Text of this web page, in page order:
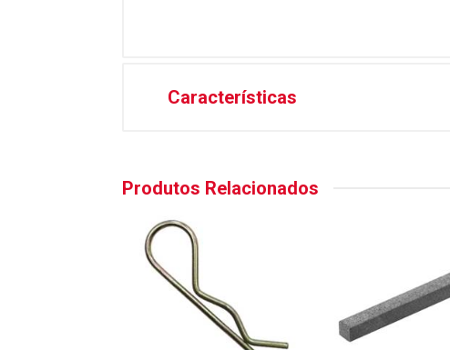
Características
Produtos Relacionados